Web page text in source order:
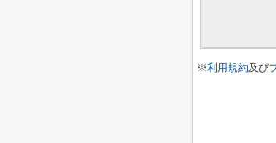
※利用規約及び